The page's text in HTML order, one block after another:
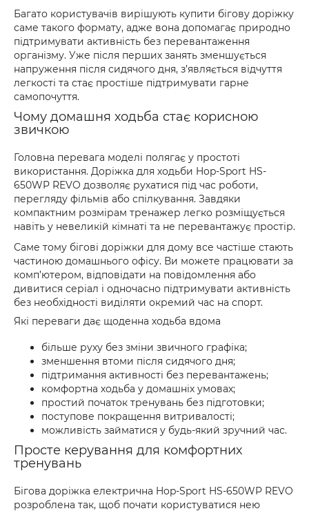
Багато користувачів вирішують купити бігову доріжку
саме такого формату, адже вона допомагає природно
підтримувати активність без перевантаження
організму. Уже після перших занять зменшується
напруження після сидячого дня, з’являється відчуття
легкості та стає простіше підтримувати гарне
самопочуття.
Чому домашня ходьба стає корисною
звичкою
Головна перевага моделі полягає у простоті
використання. Доріжка для ходьби Hop-Sport HS-
650WP REVO дозволяє рухатися під час роботи,
перегляду фільмів або спілкування. Завдяки
компактним розмірам тренажер легко розміщується
навіть у невеликій кімнаті та не перевантажує простір.
Саме тому бігові доріжки для дому все частіше стають
частиною домашнього офісу. Ви можете працювати за
комп’ютером, відповідати на повідомлення або
дивитися серіал і одночасно підтримувати активність
без необхідності виділяти окремий час на спорт.
Які переваги дає щоденна ходьба вдома
більше руху без зміни звичного графіка;
зменшення втоми після сидячого дня;
підтримання активності без перевантажень;
комфортна ходьба у домашніх умовах;
простий початок тренувань без підготовки;
поступове покращення витривалості;
можливість займатися у будь-який зручний час.
Просте керування для комфортних
тренувань
Бігова доріжка електрична Hop-Sport HS-650WP REVO
розроблена так, щоб почати користуватися нею